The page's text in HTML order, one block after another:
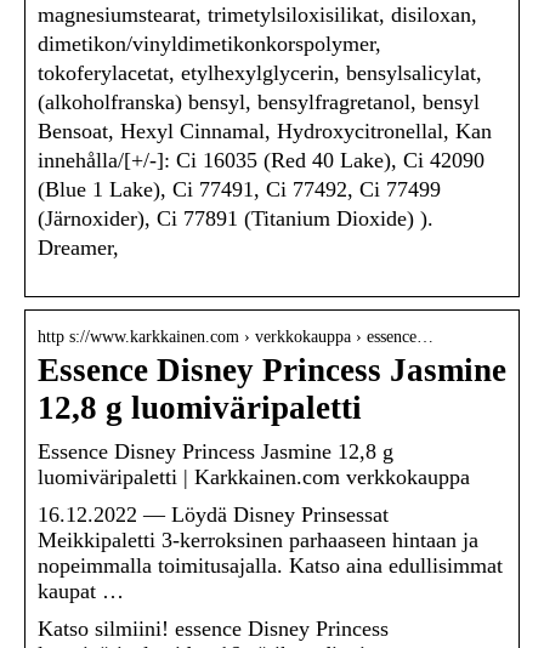
magnesiumstearat, trimetylsiloxisilikat, disiloxan,
dimetikon/vinyldimetikonkorspolymer,
tokoferylacetat, etylhexylglycerin, bensylsalicylat,
(alkoholfranska) bensyl, bensylfragretanol, bensyl
Bensoat, Hexyl Cinnamal, Hydroxycitronellal, Kan
innehålla/[+/-]: Ci 16035 (Red 40 Lake), Ci 42090
(Blue 1 Lake), Ci 77491, Ci 77492, Ci 77499
(Järnoxider), Ci 77891 (Titanium Dioxide) ).
Dreamer,
http s://www.karkkainen.com › verkkokauppa › essence…
Essence Disney Princess Jasmine
12,8 g luomiväripaletti
Essence Disney Princess Jasmine 12,8 g
luomiväripaletti | Karkkainen.com verkkokauppa
16.12.2022 — Löydä Disney Prinsessat
Meikkipaletti 3-kerroksinen parhaaseen hintaan ja
nopeimmalla toimitusajalla. Katso aina edullisimmat
kaupat …
Katso silmiini! essence Disney Princess